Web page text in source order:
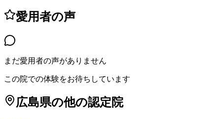
愛用者の声
まだ愛用者の声がありません
この院での体験をお待ちしています
広島県の他の認定院